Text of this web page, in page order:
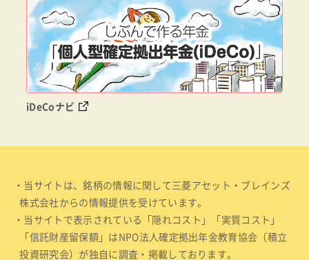
iDeCoナビ
・当サイトは、銘柄の情報に関して三菱アセット・ブレインズ
株式会社からの情報提供を受けています。
・当サイトで表示されている「隠れコスト」「実質コスト」
「信託財産留保額」はNPO法人確定拠出年金教育協会（積立
投資研究会）が独自に調査・掲載しております。